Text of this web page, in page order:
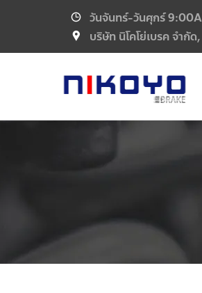
วันจันทร์-วันศุกร์
บริษัท นิโคโย่เบรค จำ